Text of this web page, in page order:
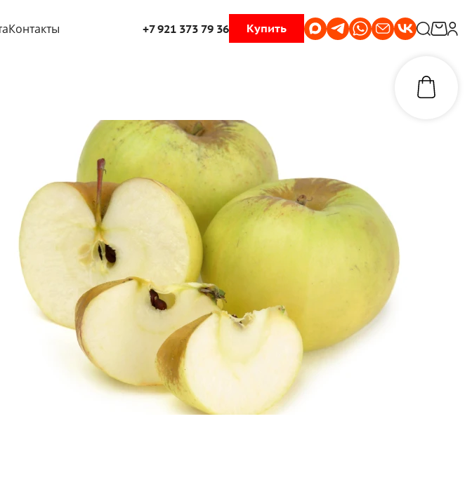
Контакты +7 921 373 79 36 Купить